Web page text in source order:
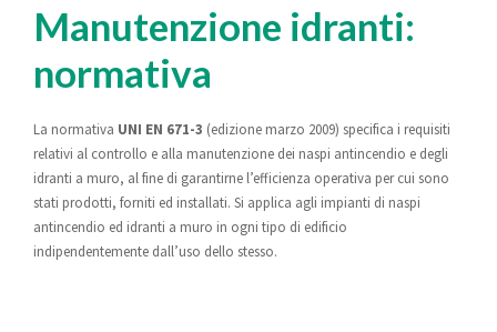
Manutenzione idranti:
normativa
La normativa UNI EN 671-3 (edizione marzo 2009) specifica i requisiti
relativi al controllo e alla manutenzione dei naspi antincendio e degli
idranti a muro, al fine di garantirne l’efficienza operativa per cui sono
stati prodotti, forniti ed installati. Si applica agli impianti di naspi
antincendio ed idranti a muro in ogni tipo di edificio
indipendentemente dall’uso dello stesso.